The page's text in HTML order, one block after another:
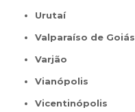
Urutaí
Valparaíso de Goiás
Varjão
Vianópolis
Vicentinópolis